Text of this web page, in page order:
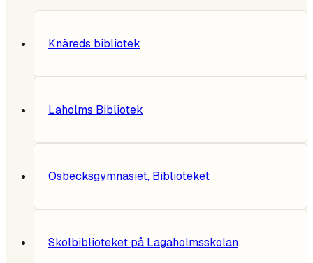
Knäreds bibliotek
Laholms Bibliotek
Osbecksgymnasiet, Biblioteket
Skolbiblioteket på Lagaholmsskolan